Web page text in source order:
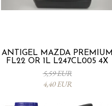
ANTIGEL MAZDA PREMIUM
FL22 OR 1L L247CL005 4X
5,59 EUR
4,40 EUR